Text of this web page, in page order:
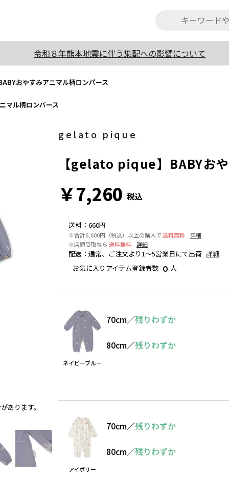
令和８年熊本地震に伴う集配への影響について
おやすみアニマル柄ロンパース
マル柄ロンパース
あります。
送料 ： 660円
※合計6,600円（税込）以上の購入で送料無料
詳細
※店頭受取なら 送料無料 詳細
配送 ： 通常、ご注文より1～5営業日にて出荷 詳細
お気に入りアイテム登録者数 0 人
gelato pique
【gelato pique】BABYお
￥7,260 税込
ネイビーブルー
70cm／残りわずか
80cm／残りわずか
アイボリー
70cm／残りわずか
80cm／残りわずか